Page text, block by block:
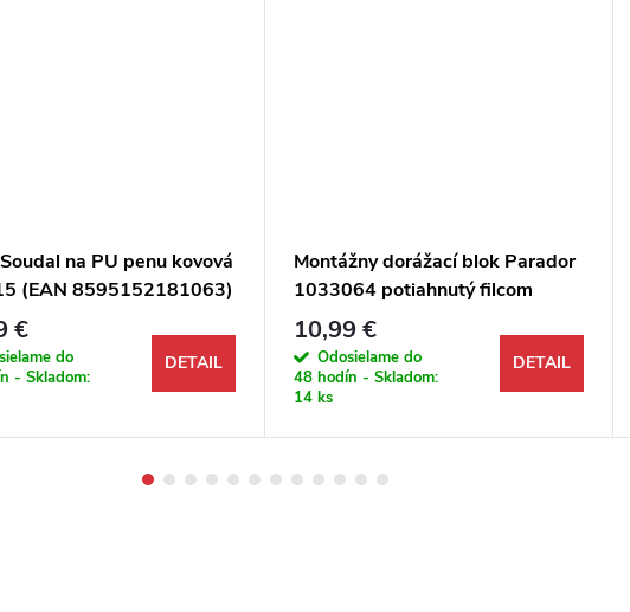
na PU penu kovová
(EAN 8595152181063)
€
do
- Skladom:
DETAIL
Montážny dorážací blok Parador
1033064 potiahnutý filcom
10,99 €
Odosielame do
48 hodín - Skladom:
14 ks
DETAIL